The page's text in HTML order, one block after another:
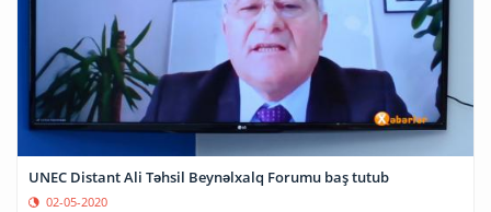
UNEC Distant Ali Təhsil Beynəlxalq Forumu baş tutub
02-05-2020